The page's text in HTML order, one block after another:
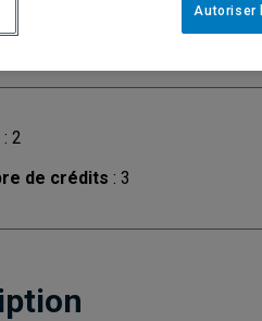
: 2
de crédits : 3
Autoriser